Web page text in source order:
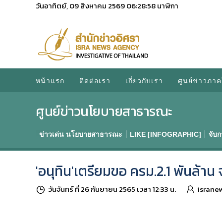
วันอาทิตย์, 09 สิงหาคม 256906:28:58นาฬิกา
หน้าแรก ติดต่อเรา เกี่ยวกับเรา ศูนย์ข่าวภา
ศูนย์ข่าวนโยบายสาธารณะ
ข่าวเด่น นโยบายสาธารณะ LIKE [INFOGRAPHIC] จับ
'อนุทิน'เตรียมขอ ครม.2.1 พันล้า
วันจันทร์ ที่ 26 กันยายน 2565 เวลา 12:33 น.